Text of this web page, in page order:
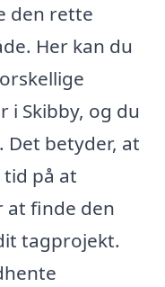
den rette
Her kan du
Skibby, og du
betyder, at
på at
finde den
tagprojekt.